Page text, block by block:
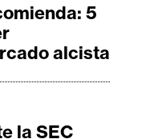
5
alcista
la SEC